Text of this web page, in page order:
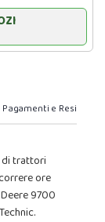
Pagamenti e Resi
di trattori
ore
9700